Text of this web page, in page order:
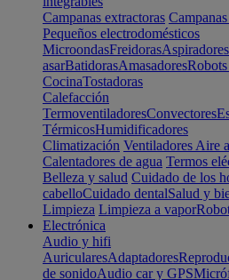
Campanas extractoras
Pequeños electrodomésticos
MicroondasFreidorasAspiradores
asarBatidorasAmasadores
CocinaTostadoras
Calefacción
TermoventiladoresConvectores
TérmicosHumidificadores
Climatización Ventiladores Aire
Calentadores de agua Termos
Belleza y salud Cuidado de los
cabelloCuidado dentalSalud y
Limpieza Limpieza a vapor
Electrónica
Audio y hifi
AuricularesAdaptadores
de sonidoAudio car y GPS